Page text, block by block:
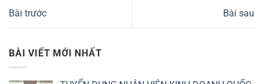
Bài trước Bài sau
BÀI VIẾT MỚI NHẤT